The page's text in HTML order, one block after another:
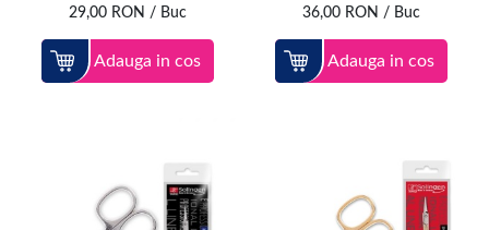
29,00 RON / Buc
Adauga in cos
36,00 RON / Buc
Adauga in cos